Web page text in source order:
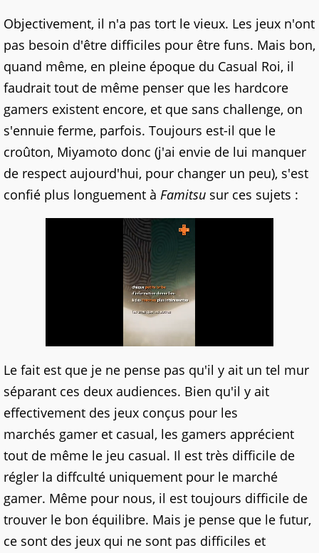
Objectivement, il n'a pas tort le vieux. Les jeux n'ont
pas besoin d'être difficiles pour être funs. Mais bon,
quand même, en pleine époque du Casual Roi, il
faudrait tout de même penser que les hardcore
gamers existent encore, et que sans challenge, on
s'ennuie ferme, parfois. Toujours est-il que le
croûton, Miyamoto donc (j'ai envie de lui manquer
de respect aujourd'hui, pour changer un peu), s'est
confié plus longuement à Famitsu sur ces sujets :
Le fait est que je ne pense pas qu'il y ait un tel mur
séparant ces deux audiences. Bien qu'il y ait
effectivement des jeux conçus pour les
marchés gamer et casual, les gamers apprécient
tout de même le jeu casual. Il est très difficile de
régler la diffculté uniquement pour le marché
gamer. Même pour nous, il est toujours difficile de
trouver le bon équilibre. Mais je pense que le futur,
ce sont des jeux qui ne sont pas difficiles et